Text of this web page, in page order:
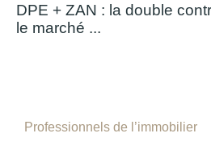
DPE + ZAN : la double
le marché ...
Professionnels de l’immobilier